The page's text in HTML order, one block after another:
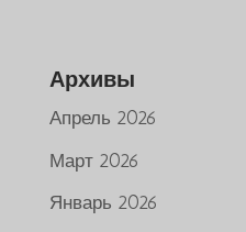
Архивы
Апрель 2026
Март 2026
Январь 2026